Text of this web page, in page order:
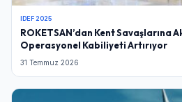
IDEF 2025
ROKETSAN’dan Kent Savaşlarına
Operasyonel Kabiliyeti Artırıyor
31 Temmuz 2026